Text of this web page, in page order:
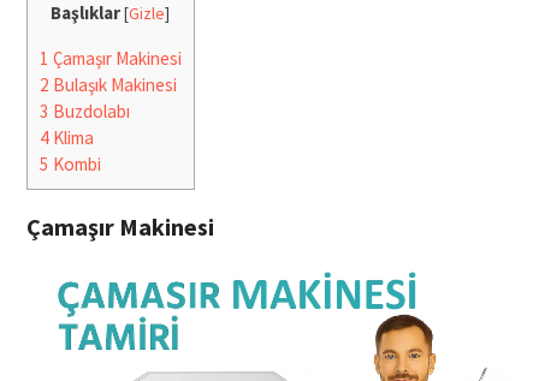
Başlıklar[Gizle]
1 Çamaşır Makinesi
2 Bulaşık Makinesi
3 Buzdolabı
4Klima
5 Kombi
Çamaşır Makinesi